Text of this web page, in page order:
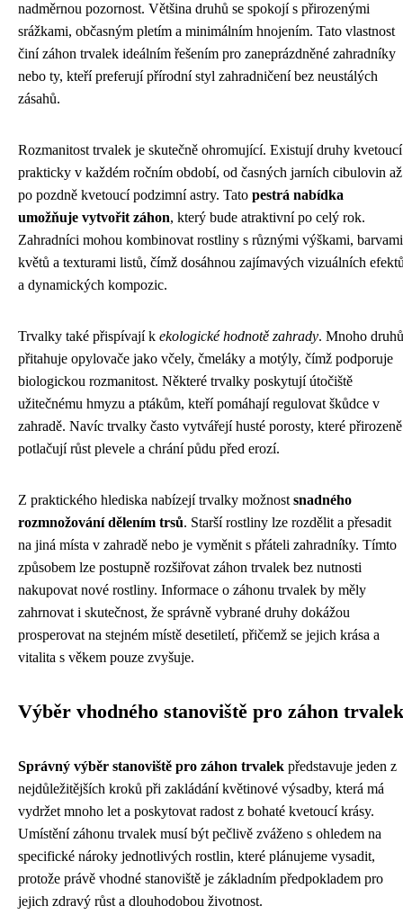
nadměrnou pozornost. Většina druhů se spokojí s přirozenými
srážkami, občasným pletím a minimálním hnojením. Tato vlastnost
činí záhon trvalek ideálním řešením pro zaneprázdněné zahradníky
nebo ty, kteří preferují přírodní styl zahradničení bez neustálých
zásahů.
Rozmanitost trvalek je skutečně ohromující. Existují druhy kvetoucí
prakticky v každém ročním období, od časných jarních cibulovin až
po pozdně kvetoucí podzimní astry. Tato pestrá nabídka
umožňuje vytvořit záhon, který bude atraktivní po celý rok.
Zahradníci mohou kombinovat rostliny s různými výškami, barvami
květů a texturami listů, čímž dosáhnou zajímavých vizuálních
a dynamických kompozic.
Trvalky také přispívají k ekologické hodnotě zahrady. Mnoho druhů
přitahuje opylovače jako včely, čmeláky a motýly, čímž podporuje
biologickou rozmanitost. Některé trvalky poskytují útočiště
užitečnému hmyzu a ptákům, kteří pomáhají regulovat škůdce v
zahradě. Navíc trvalky často vytvářejí husté porosty, které přirozeně
potlačují růst plevele a chrání půdu před erozí.
Z praktického hlediska nabízejí trvalky možnost snadného
rozmnožování dělením trsů. Starší rostliny lze rozdělit a přesadit
na jiná místa v zahradě nebo je vyměnit s přáteli zahradníky. Tímto
způsobem lze postupně rozšiřovat záhon trvalek bez nutnosti
nakupovat nové rostliny. Informace o záhonu trvalek by měly
zahrnovat i skutečnost, že správně vybrané druhy dokážou
prosperovat na stejném místě desetiletí, přičemž se jejich krása a
vitalita s věkem pouze zvyšuje.
Výběr vhodného stanoviště pro záhon trvalek
Správný výběr stanoviště pro záhon trvalek představuje jeden z
nejdůležitějších kroků při zakládání květinové výsadby, která má
vydržet mnoho let a poskytovat radost z bohaté kvetoucí krásy.
Umístění záhonu trvalek musí být pečlivě zváženo s ohledem na
specifické nároky jednotlivých rostlin, které plánujeme vysadit,
protože právě vhodné stanoviště je základním předpokladem pro
jejich zdravý růst a dlouhodobou životnost.